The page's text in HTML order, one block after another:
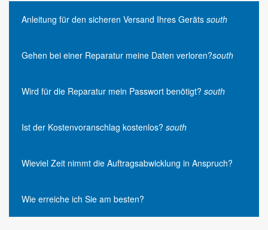
Anleitung für den sicheren Versand Ihres Geräts south
Gehen bei einer Reparatur meine Daten verloren?south
Wird für die Reparatur mein Passwort benötigt? south
Ist der Kostenvoranschlag kostenlos? south
Wieviel Zeit nimmt die Auftragsabwicklung in Anspruch?
Wie erreiche ich Sie am besten?